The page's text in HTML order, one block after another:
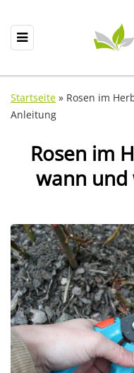
Startseite » Rosen im
Anleitung
Rosen im
wann und